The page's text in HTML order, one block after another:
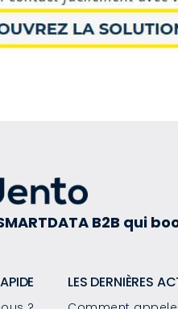
B2B qui
LES DERNIÈRES